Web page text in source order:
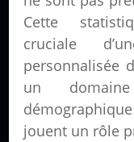
Cette
cruciale
personnalisée
un
jouent un rôle